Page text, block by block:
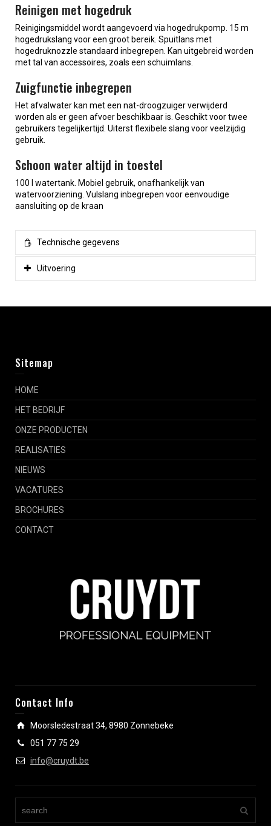
Reinigen met hogedruk
Reinigingsmiddel wordt aangevoerd via hogedrukpomp. 15 m
hogedrukslang voor een groot bereik. Spuitlans met
hogedruknozzle standaard inbegrepen. Kan uitgebreid worden
met tal van accessoires, zoals een schuimlans.
Zuigfunctie inbegrepen
Het afvalwater kan met een nat-droogzuiger verwijderd
worden als er geen afvoer beschikbaar is. Geschikt voor twee
gebruikers tegelijkertijd. Uiterst flexibele slang voor veelzijdig
gebruik.
Schoon water altijd in toestel
100 l watertank. Mobiel gebruik, onafhankelijk van
watervoorziening. Vulslang inbegrepen voor eenvoudige
aansluiting op de kraan
Technische gegevens
Uitvoering
Sitemap
HOME
HET BEDRIJF
ONZE PRODUCTEN
REALISATIES
NIEUWS
VACATURES
BROCHURES
CONTACT
Contact Info
Moorsledestraat 34, 8980 Zonnebeke
051 77 75 29
info@cruydt.be